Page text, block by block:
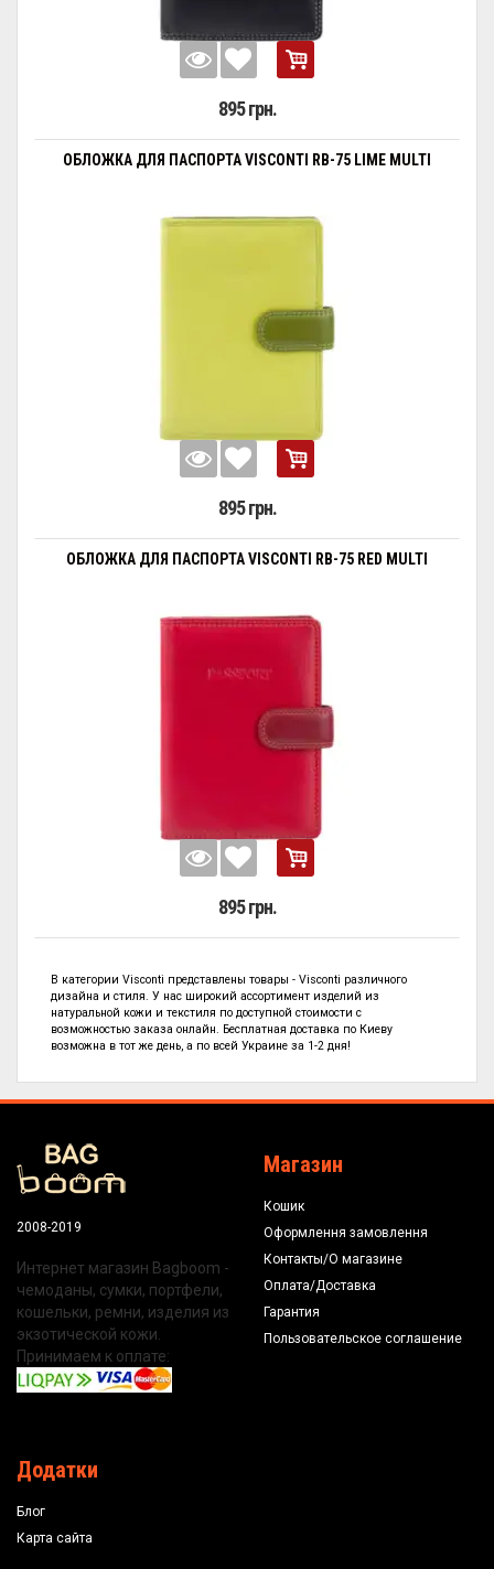
895 грн.
ОБЛОЖКА ДЛЯ ПАСПОРТА VISCONTI RB-75 LIME MULTI
895 грн.
ОБЛОЖКА ДЛЯ ПАСПОРТА VISCONTI RB-75 RED MULTI
895 грн.
В категории Visconti представлены товары - Visconti различного
дизайна и стиля. У нас широкий ассортимент изделий из
натуральной кожи и текстиля по доступной стоимости с
возможностью заказа онлайн. Бесплатная доставка по Киеву
возможна в тот же день, а по всей Украине за 1-2 дня!
2008-2019
Интернет магазин Bagboom -
чемоданы, сумки, портфели,
кошельки, ремни, изделия из
экзотической кожи.
Принимаем к оплате:
Магазин
Кошик
Оформлення замовлення
Контакты/О магазине
Оплата/Доставка
Гарантия
Пользовательское соглашение
Додатки
Блог
Карта сайта